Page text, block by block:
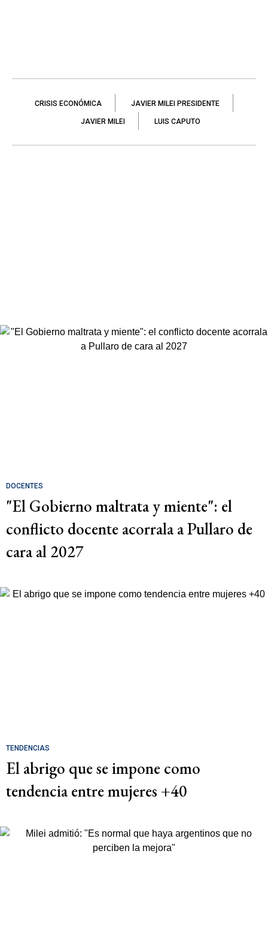
CRISIS ECONÓMICA JAVIER MILEI PRESIDENTE
JAVIER MILEI LUIS CAPUTO
DOCENTES
"El Gobierno maltrata y miente": el
conflicto docente acorrala a Pullaro de
cara al 2027
TENDENCIAS
El abrigo que se impone como
tendencia entre mujeres +40